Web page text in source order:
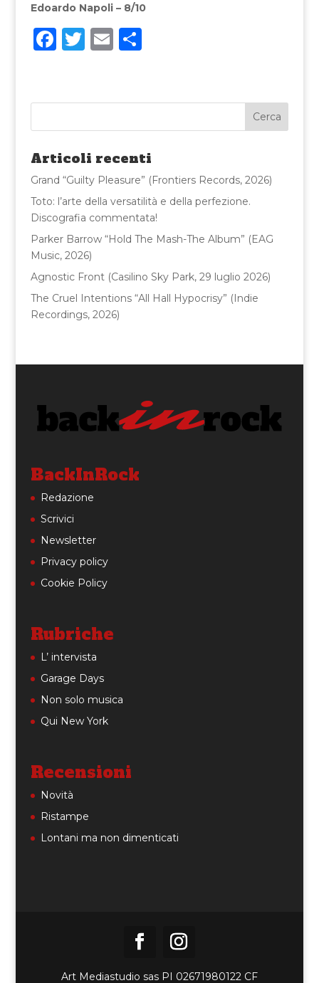
Edoardo Napoli – 8/10
F
e
b
o
o
k
T
te
r
E
l
C
di
vi
di
Articoli recenti
Grand “Guilty Pleasure” (Frontiers Records, 2026)
Toto: l’arte della versatilità e della perfezione.
Discografia commentata!
Parker Barrow “Hold The Mash-The Album” (EAG
Music, 2026)
Agnostic Front (Casilino Sky Park, 29 luglio 2026)
The Cruel Intentions “All Hall Hypocrisy” (Indie
Recordings, 2026)
BackInRock
Redazione
Scrivici
Newsletter
Privacy policy
Cookie Policy
Rubriche
L’ intervista
Garage Days
Non solo musica
Qui New York
Recensioni
Novità
Ristampe
Lontani ma non dimenticati
Art Mediastudio sas PI 02671980122 CF